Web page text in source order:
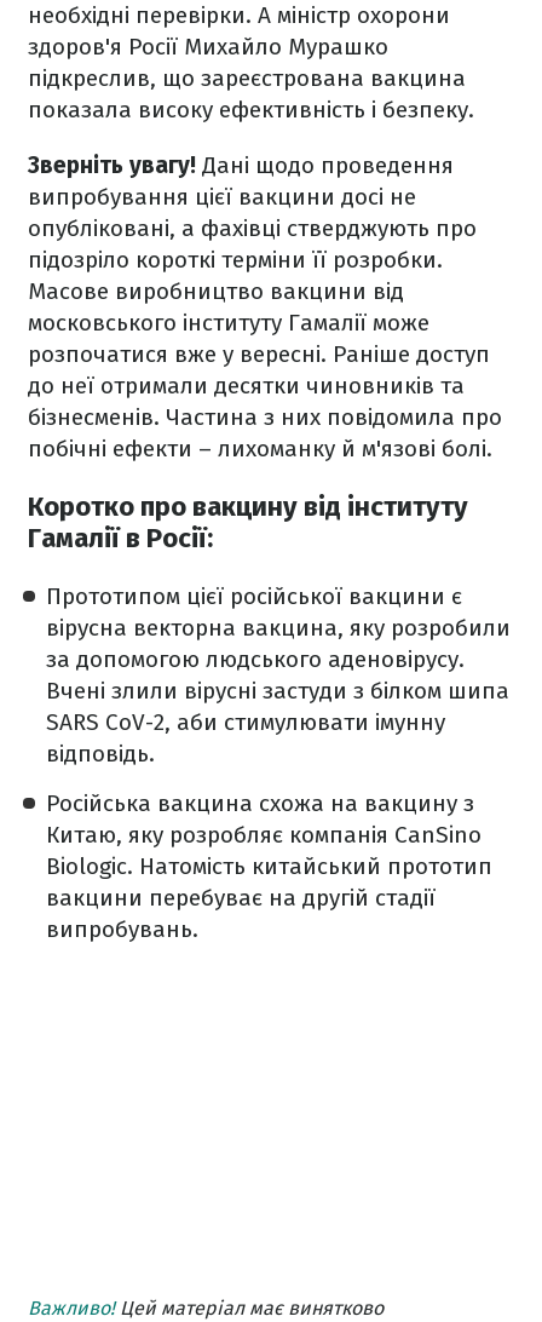
необхідні перевірки. А міністр охорони
здоров'я Росії Михайло Мурашко
підкреслив, що зареєстрована вакцина
показала високу ефективність і безпеку.
Зверніть увагу! Дані щодо проведення
випробування цієї вакцини досі не
опубліковані, а фахівці стверджують про
підозріло короткі терміни її розробки.
Масове виробництво вакцини від
московського інституту Гамалії може
розпочатися вже у вересні. Раніше доступ
до неї отримали десятки чиновників та
бізнесменів. Частина з них повідомила про
побічні ефекти – лихоманку й м'язові болі.
Коротко про вакцину від інституту
Гамалії в Росії:
Прототипом цієї російської вакцини є
вірусна векторна вакцина, яку розробили
за допомогою людського аденовірусу.
Вчені злили вірусні застуди з білком шипа
SARS CoV-2, аби стимулювати імунну
відповідь.
Російська вакцина схожа на вакцину з
Китаю, яку розробляє компанія CanSino
Biologic. Натомість китайський прототип
вакцини перебуває на другій стадії
випробувань.
Важливо!Цей матеріал має винятково